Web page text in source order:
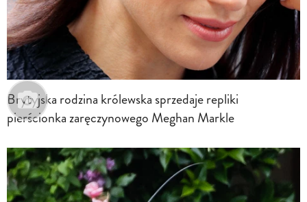
Brytyjska rodzina królewska sprzedaje repliki
pierścionka zaręczynowego Meghan Markle